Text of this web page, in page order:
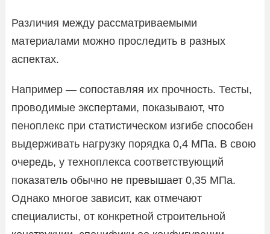
Различия между рассматриваемыми
материалами можно проследить в разных
аспектах.
Например — сопоставляя их прочность. Тесты,
проводимые экспертами, показывают, что
пеноплекс при статистическом изгибе способен
выдерживать нагрузку порядка 0,4 МПа. В свою
очередь, у техноплекса соответствующий
показатель обычно не превышает 0,35 МПа.
Однако многое зависит, как отмечают
специалисты, от конкретной строительной